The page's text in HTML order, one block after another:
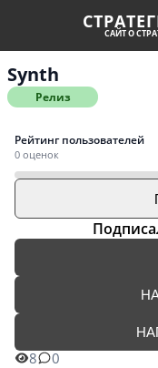
САЙТ О
Synth
Релиз
Рейтинг пользователей
0 оценок
8 0